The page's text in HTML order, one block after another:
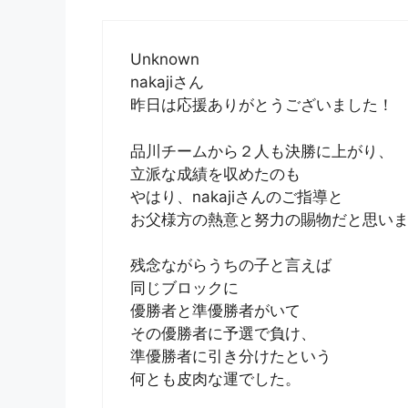
Unknown
nakajiさん
昨日は応援ありがとうございました！
品川チームから２人も決勝に上がり、
立派な成績を収めたのも
やはり、nakajiさんのご指導と
お父様方の熱意と努力の賜物だと思い
残念ながらうちの子と言えば
同じブロックに
優勝者と準優勝者がいて
その優勝者に予選で負け、
準優勝者に引き分けたという
何とも皮肉な運でした。